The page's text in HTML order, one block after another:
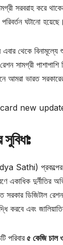
সরবরাহ করে
ঘটানো হয়েছে।
এবার থেকে
সামগ্রী পাশাপাশি
আমরা ভারত
Sathi) প্রকল্পের
একাধিক দুর্নীতির
ডিজিটাল
করবে এবং
পরিবার৫ কেজি চাল